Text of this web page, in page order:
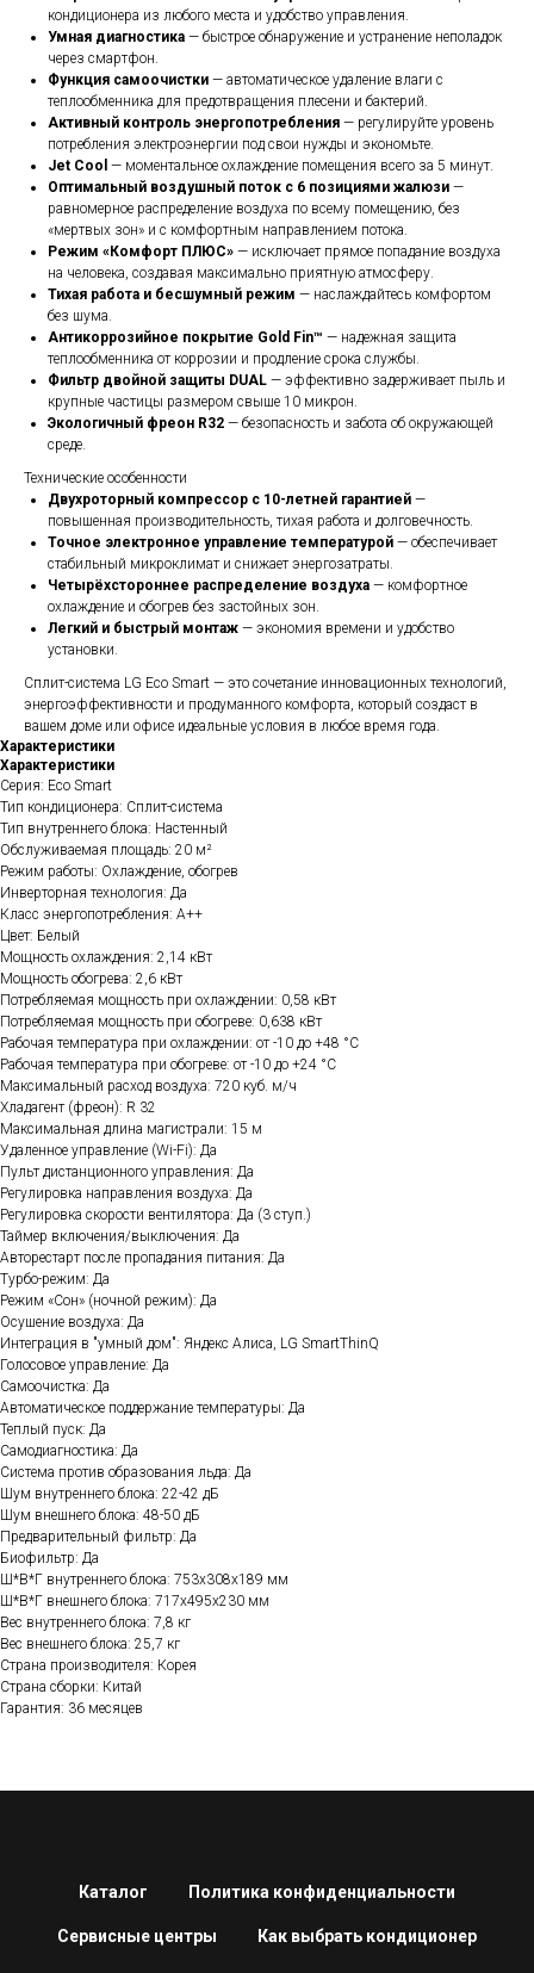
кондиционера из любого места и удобство управления.
Умная диагностика — быстрое обнаружение и устранение неполадок
через смартфон.
Функция самоочистки — автоматическое удаление влаги с
теплообменника для предотвращения плесени и бактерий.
Активный контроль энергопотребления — регулируйте уровень
потребления электроэнергии под свои нужды и экономьте.
Jet Cool — моментальное охлаждение помещения всего за 5 минут.
Оптимальный воздушный поток с 6 позициями жалюзи —
равномерное распределение воздуха по всему помещению, без
«мертвых зон» и с комфортным направлением потока.
Режим «Комфорт ПЛЮС» — исключает прямое попадание воздуха
на человека, создавая максимально приятную атмосферу.
Тихая работа и бесшумный режим — наслаждайтесь комфортом
без шума.
Антикоррозийное покрытие Gold Fin™ — надежная защита
теплообменника от коррозии и продление срока службы.
Фильтр двойной защиты DUAL — эффективно задерживает пыль и
крупные частицы размером свыше 10 микрон.
Экологичный фреон R32 — безопасность и забота об окружающей
среде.
Технические особенности
Двухроторный компрессор с 10-летней гарантией —
повышенная производительность, тихая работа и долговечность.
Точное электронное управление температурой — обеспечивает
стабильный микроклимат и снижает энергозатраты.
Четырёхстороннее распределение воздуха — комфортное
охлаждение и обогрев без застойных зон.
Легкий и быстрый монтаж — экономия времени и удобство
установки.
Сплит-система LG Eco Smart — это сочетание инновационных технологий,
энергоэффективности и продуманного комфорта, который создаст в
вашем доме или офисе идеальные условия в любое время года.
Характеристики
Характеристики
Серия: Eco Smart
Тип кондиционера: Сплит-система
Тип внутреннего блока: Настенный
Обслуживаемая площадь: 20 м²
Режим работы: Охлаждение, обогрев
Инверторная технология: Да
Класс энергопотребления: A++
Цвет: Белый
Мощность охлаждения: 2,14 кВт
Мощность обогрева: 2,6 кВт
Потребляемая мощность при охлаждении: 0,58 кВт
Потребляемая мощность при обогреве: 0,638 кВт
Рабочая температура при охлаждении: от -10 до +48 °C
Рабочая температура при обогреве: от -10 до +24 °C
Максимальный расход воздуха: 720 куб. м/ч
Хладагент (фреон): R 32
Максимальная длина магистрали: 15 м
Удаленное управление (Wi-Fi): Да
Пульт дистанционного управления: Да
Регулировка направления воздуха: Да
Регулировка скорости вентилятора: Да (3 ступ.)
Таймер включения/выключения: Да
Авторестарт после пропадания питания: Да
Турбо-режим: Да
Режим «Сон» (ночной режим): Да
Осушение воздуха: Да
Интеграция в "умный дом": Яндекс Алиса, LG SmartThinQ
Голосовое управление: Да
Самоочистка: Да
Автоматическое поддержание температуры: Да
Теплый пуск: Да
Самодиагностика: Да
Система против образования льда: Да
Шум внутреннего блока: 22-42 дБ
Шум внешнего блока: 48-50 дБ
Предварительный фильтр: Да
Биофильтр: Да
Ш*В*Г внутреннего блока: 753x308x189 мм
Ш*В*Г внешнего блока: 717x495x230 мм
Вес внутреннего блока: 7,8 кг
Вес внешнего блока: 25,7 кг
Страна производителя: Корея
Страна сборки: Китай
Гарантия: 36 месяцев
Каталог Политика конфиденциальности
Сервисные центры Как выбрать кондиционер